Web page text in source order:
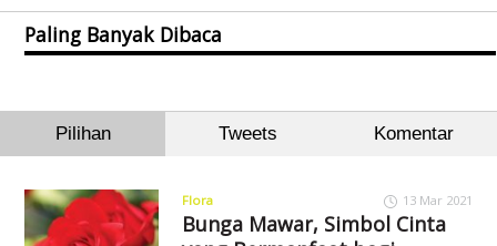
Paling Banyak Dibaca
Pilihan Tweets Komentar
Flora 13 Mar 2021
Bunga Mawar, Simbol Cinta